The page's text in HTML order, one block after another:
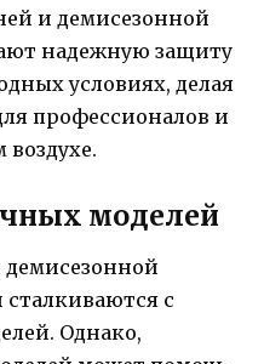
и демисезонной
надежную защиту
условиях, делая
профессионалов и
моделей
с
Однако,